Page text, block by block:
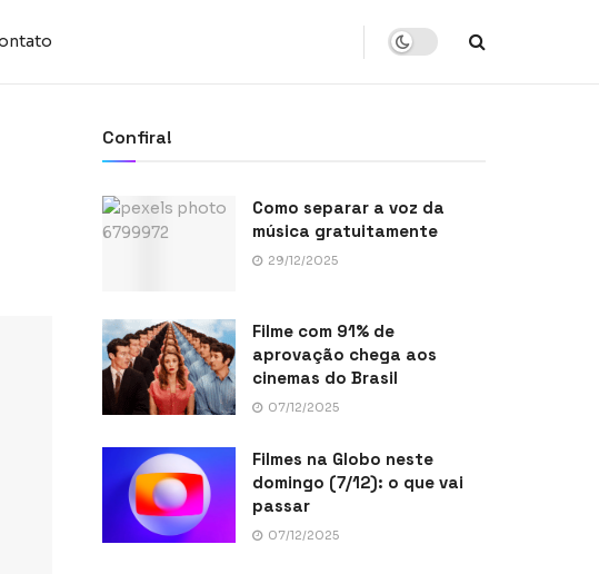
Confira!
Como separar a voz da
música gratuitamente
29/12/2025
Filme com 91% de
aprovação chega aos
cinemas do Brasil
07/12/2025
Filmes na Globo neste
domingo (7/12): o que vai
passar
07/12/2025